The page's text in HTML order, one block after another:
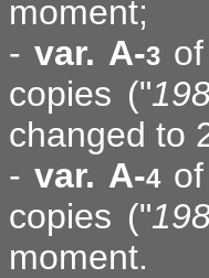
moment;
-var. A-3of
copies ("
changed to
-var. A-4of
copies ("
moment.